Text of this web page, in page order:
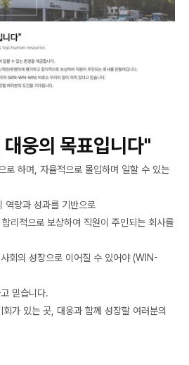
웅의 목표입니다"
로 하며, 자율적으로 몰입하며 일할 수 있는
역량과 성과를 기반으로
리적으로 보상하여 직원이 주인되는 회사를
회의 성장으로 이어질 수 있어야 (WIN-
믿습니다.
가 있는 곳, 대웅과 함께 성장할 여러분의